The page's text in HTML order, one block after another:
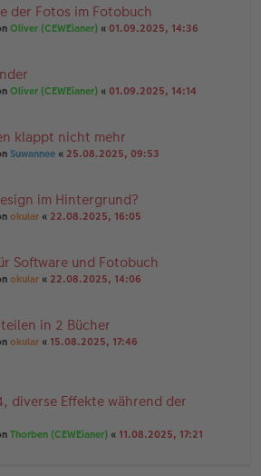
der Fotos im Fotobuch
Oliver (CEWEianer) « 01.09.2025, 14:36
Oliver (CEWEianer) « 01.09.2025, 14:14
klappt nicht mehr
Suwannee « 25.08.2025, 09:53
im Hintergrund?
okular « 22.08.2025, 16:05
Software und Fotobuch
okular « 22.08.2025, 14:06
in 2 Bücher
okular « 15.08.2025, 17:46
diverse Effekte während der
Thorben (CEWEianer) « 11.08.2025, 17:21